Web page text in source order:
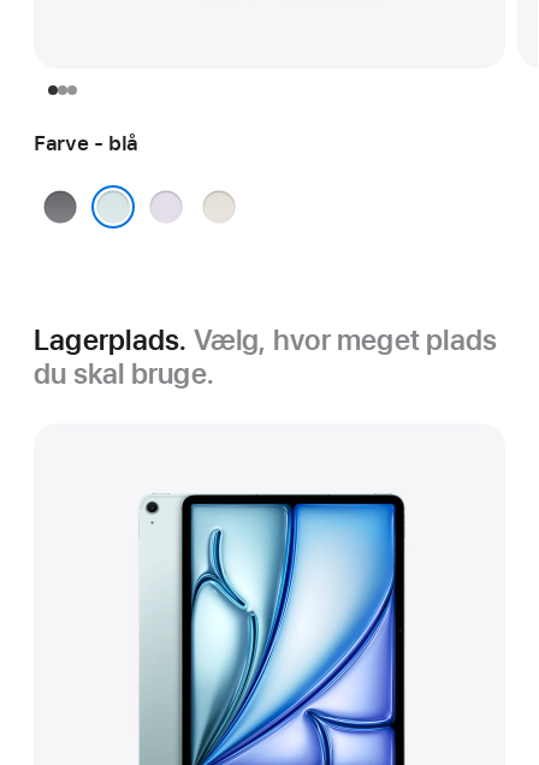
Farve - blå
space
lilla stjerneskær
Lagerplads. Vælg, hvor meget plads
du skal bruge.